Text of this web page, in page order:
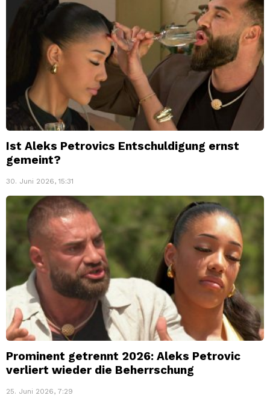
Ist Aleks Petrovics Entschuldigung ernst
gemeint?
30. Juni 2026, 15:31
Prominent getrennt 2026: Aleks Petrovic
verliert wieder die Beherrschung
25. Juni 2026, 7:29